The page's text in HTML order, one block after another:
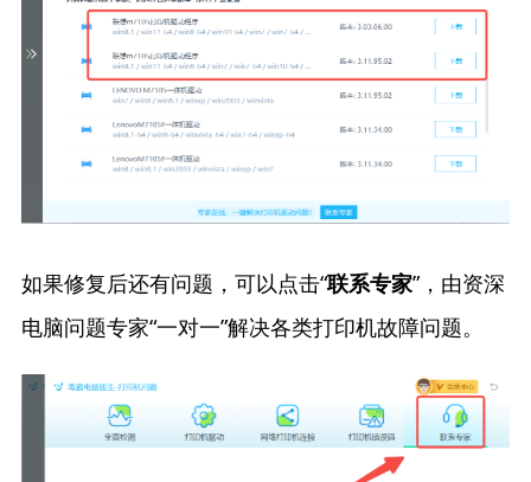
如果修复后还有问题，可以点击“联系专家”，由资深
电脑问题专家“一对一”解决各类打印机故障问题。